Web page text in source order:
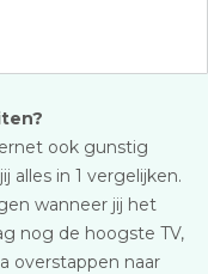
ook gunstig
alles in 1 vergelijken.
wanneer jij het
nog de hoogste TV,
overstappen naar